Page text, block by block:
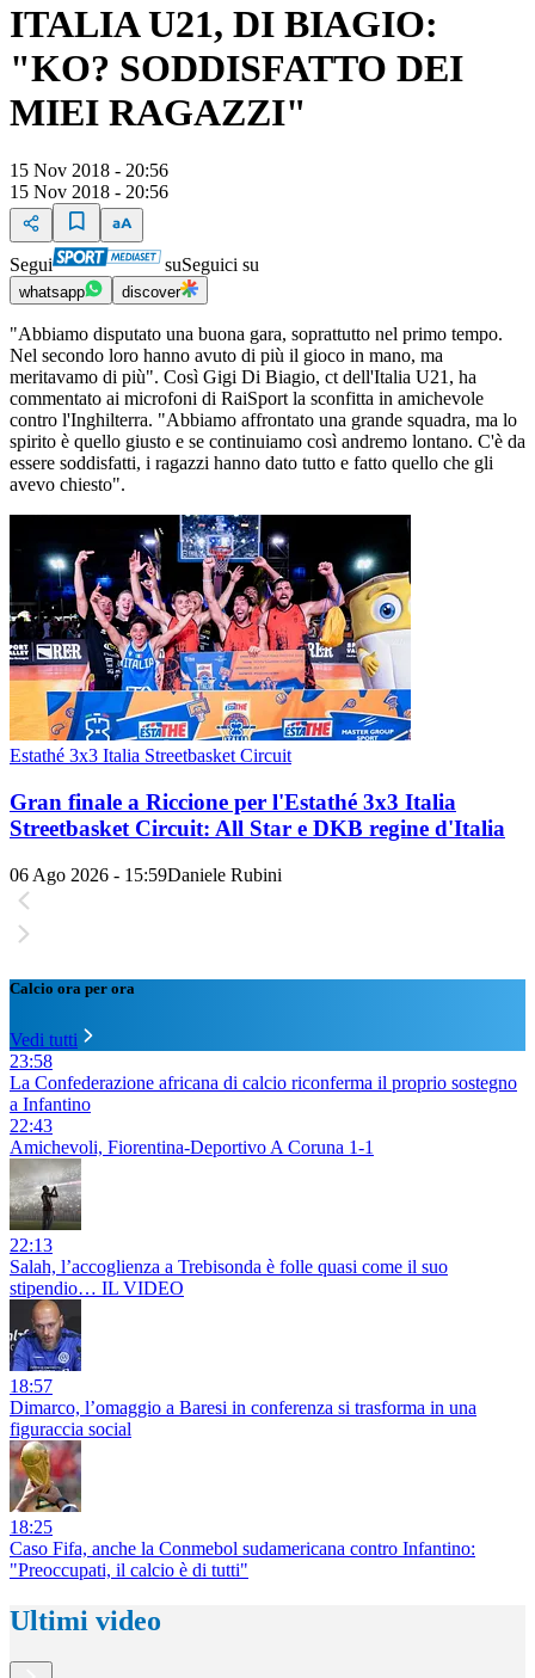
ITALIA U21, DI BIAGIO:
"KO? SODDISFATTO DEI
MIEI RAGAZZI"
15 Nov 2018 - 20:56
15 Nov 2018 - 20:56
Segui suSeguici su
whatsapp discover
"Abbiamo disputato una buona gara, soprattutto nel primo tempo.
Nel secondo loro hanno avuto di più il gioco in mano, ma
meritavamo di più". Così Gigi Di Biagio, ct dell'Italia U21, ha
commentato ai microfoni di RaiSport la sconfitta in amichevole
contro l'Inghilterra. "Abbiamo affrontato una grande squadra, ma lo
spirito è quello giusto e se continuiamo così andremo lontano. C'è da
essere soddisfatti, i ragazzi hanno dato tutto e fatto quello che gli
avevo chiesto".
Estathé 3x3 Italia Streetbasket Circuit
Gran finale a Riccione per l'Estathé 3x3 Italia
Streetbasket Circuit: All Star e DKB regine d'Italia
06 Ago 2026 - 15:59Daniele Rubini
Calcio ora per ora
Vedi tutti
23:58
La Confederazione africana di calcio riconferma il proprio sostegno
a Infantino
22:43
Amichevoli, Fiorentina-Deportivo A Coruna 1-1
22:13
Salah, l’accoglienza a Trebisonda è folle quasi come il suo
stipendio… IL VIDEO
18:57
Dimarco, l’omaggio a Baresi in conferenza si trasforma in una
figuraccia social
18:25
Caso Fifa, anche la Conmebol sudamericana contro Infantino:
"Preoccupati, il calcio è di tutti"
Ultimi video